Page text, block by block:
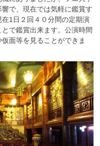
で、現在では気軽に鑑賞す
1日２回４０分間の定期演
で鑑賞出来ます。公演時間
面等を見ることができま